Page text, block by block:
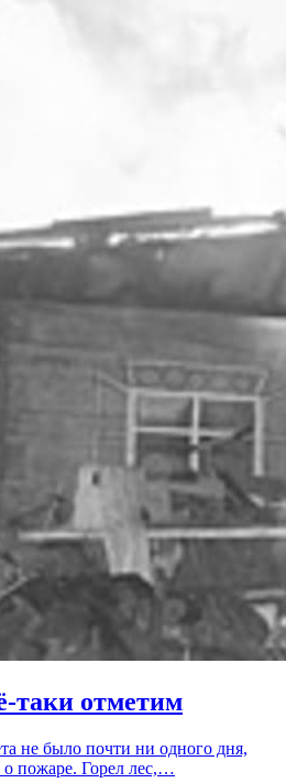
таки отметим
не было почти ни одного дня,
о пожаре. Горел лес,…